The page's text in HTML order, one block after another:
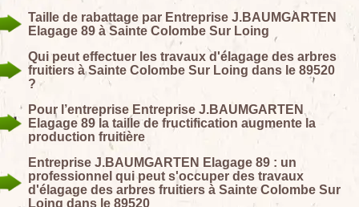
Taille de rabattage par Entreprise J.BAUMGARTEN
Elagage 89 à Sainte Colombe Sur Loing
Qui peut effectuer les travaux d'élagage des arbres
fruitiers à Sainte Colombe Sur Loing dans le 89520
?
Pour l’entreprise Entreprise J.BAUMGARTEN
Elagage 89 la taille de fructification augmente la
production fruitière
Entreprise J.BAUMGARTEN Elagage 89 : un
professionnel qui peut s'occuper des travaux
d'élagage des arbres fruitiers à Sainte Colombe Sur
Loing dans le 89520